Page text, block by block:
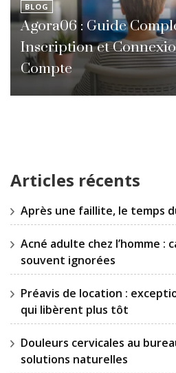
BLOG
Agora06 : Guide
Inscription et
Compte
Articles récents
Après une faillite, le temps
Acné adulte chez l’homme :
souvent ignorées
Préavis de location :
qui libèrent plus tôt
Douleurs cervicales au
solutions naturelles